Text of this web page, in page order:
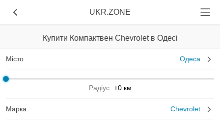
UKR.ZONE
Купити Компактвен Chevrolet в Одесі
Місто Одеса
Радіус +0 км
Марка Chevrolet